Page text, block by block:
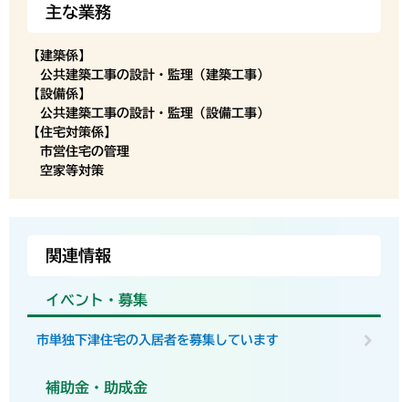
主な業務
【建築係】
公共建築工事の設計・監理（建築工事）
【設備係】
公共建築工事の設計・監理（設備工事）
【住宅対策係】
市営住宅の管理
空家等対策
関連情報
イベント・募集
市単独下津住宅の入居者を募集しています
補助金・助成金